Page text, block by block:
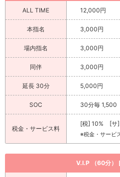
ALL TIME 12,000円
本指名 3,000円
場内指名 3,000円
同伴 3,000円
延長 30分 5,000円
SOC 30分毎 1,500
税金・サービス料
[税] 10% [サ]
※税金・サービ
V.I.P （60分）